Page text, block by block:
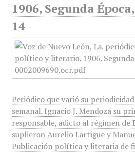
1906, Segunda
14
Periódico que varió su
semanal. Ignacio J. Mendoza su
responsable, adicto al régimen de
suplieron Aurelio Lartigue y
Publicación política y literaria de